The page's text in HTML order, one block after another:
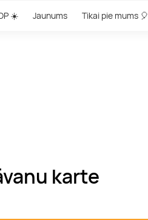
☀️ Jaunums Tikai pie mums 🎈
karte